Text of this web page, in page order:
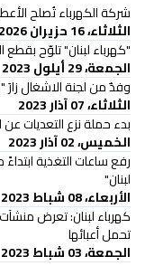
شركة الكهرباء تُصلح
الثلاثاء، 16 حزيران 2026
"كهرباء لبنان" تلوّح بقطع
الجمعة، 29 أيلول 2023
وفدٌ من لجنة الاشغال زارَ
الثلاثاء، 07 آذار 2023
بدء حملة نزع التعديات عن
الخميس، 02 آذار 2023
رفع ساعات التغذية
لبنان"
الأربعاء، 08 شباط 2023
كهرباء لبنان: تعرض
تحمل أعبائها
الجمعة، 03 شباط 2023